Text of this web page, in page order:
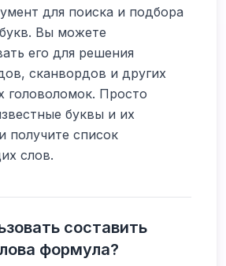
для поиска и подбора
Вы можете
его для решения
сканвордов и других
головоломок. Просто
буквы и их
получите список
слов.
составить
формула?